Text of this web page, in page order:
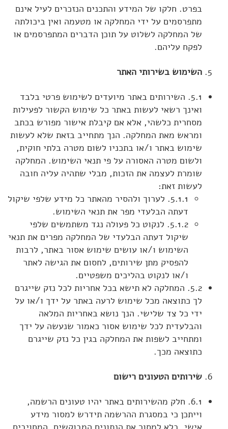
בפרט. חלקו של המידע והתכנים הנזכרים לעיל אינם
מתפרסמים על ידי המחלקה או מטעמה ואין ביכולתה
של המחלקה לשלוט על תוכן הדברים המתפרסמים או
לפקח עליהם.
השימוש בשירותי האתר
5.1. השירותים באתר מיועדים לשימוש פרטי בלבד
ואינך רשאי לעשות באתר כל שימוש הקשור לפעילות
מסחרית כלשהי, אלא אם קיבלת אישור מפורש בכתב
ומראש מאת המחלקה. הנך מתחייב בזאת שלא לעשות
שימוש באתר ו/או בתכניו לשום מטרה בלתי חוקית,
ולשום מטרה האסורה על פי תנאי השימוש. המחלקה
שומרת לעצמה את הזכות, מבלי שתהיה עליה חובה
לעשות זאת:
5.1.1. לערוך ולהסיר מהאתר כל מידע שלפי שיקול
דעתה הבלעדי מפר את תנאי השימוש.
5.1.2. לנקוט כל פעולה נגד משתמשים שלפי
שיקול דעתה הבלעדי של המחלקה מפרים את תנאי
השימוש ו/או עושים שימוש אסור באתר, לרבות
להפסיק מתן שירותים, לחסום את הגישה לאתר
ו/או לנקוט בהליכים משפטיים.
5.2. המחלקה לא תישא בכל אחריות לכל נזק שייגרם
לך כתוצאה מכל שימוש לרעה באתר על ידך ו/או על
ידי כל צד שלישי. הנך נושא באחריות המלאה
והבלעדית לכל שימוש אסור כאמור שנעשה על ידך
ומתחייב לשפות את המחלקה בגין כל נזק שייגרם
כתוצאה מכך.
שירותים הטעונים רישום
6.1. חלק מהשירותים באתר יהיו טעונים הרשמה,
וייתכן כי במסגרת ההרשמה תידרש למסור מידע